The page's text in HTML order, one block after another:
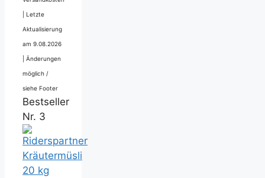
Letzte
Aktualisierung
am 9.08.2026
Änderungen
möglich /
siehe Footer
Bestseller
Nr. 3